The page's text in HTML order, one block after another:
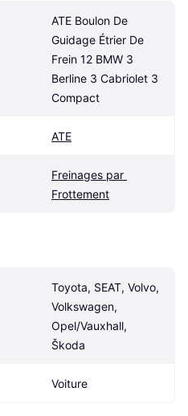
ATE Boulon De
Guidage Étrier De
Frein 12 BMW 3
Berline 3 Cabriolet 3
Compact
ATE
Freinages par
Frottement
Toyota, SEAT, Volvo,
Volkswagen,
Opel/Vauxhall,
Škoda
Voiture